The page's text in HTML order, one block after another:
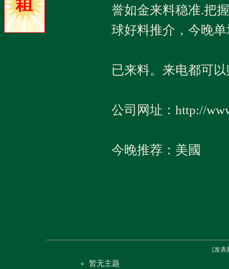
誉如金来料稳准.把
球好料推介，今晚
已来料。来电都可
公司网址：http://
今晚推荐：美國
[发表
暂无主题